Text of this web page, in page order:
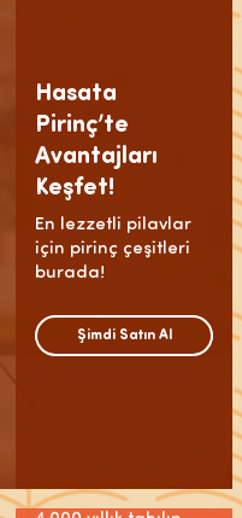
Hasata
Pirinç’te
Avantajları
Keşfet!
En lezzetli pilavlar
için pirinç çeşitleri
burada!
Şimdi Satın Al
Sofralar İçin